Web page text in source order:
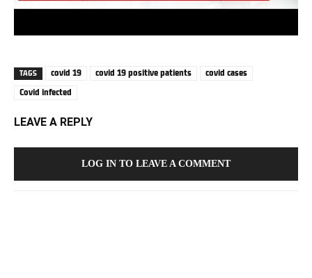
TAGS covid 19 covid 19 positive patients
covid cases
Covid infected
LEAVE A REPLY
LOG IN TO LEAVE A COMMENT